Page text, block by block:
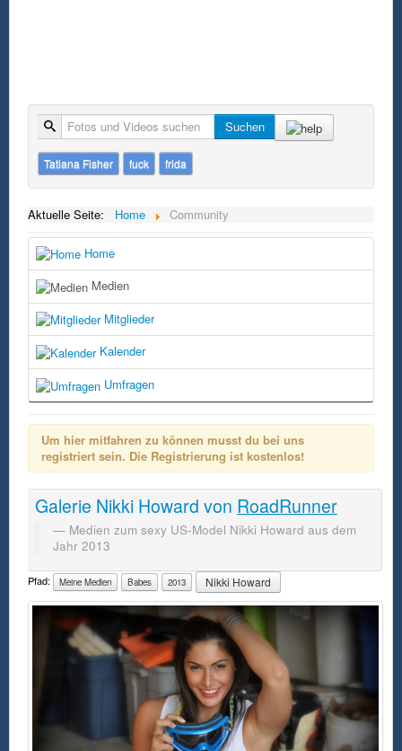
Suche Suchen
Tatiana Fisher fuck frida
Aktuelle Seite: Home Community
Home
Medien
Mitglieder
Kalender
Umfragen
Um hier mitfahren zu können musst du bei uns
registriert sein. Die Registrierung ist kostenlos!
Galerie Nikki Howard von RoadRunner
Medien zum sexy US-Model Nikki Howard aus dem
Jahr 2013
Pfad: Meine Medien Babes 2013 Nikki Howard